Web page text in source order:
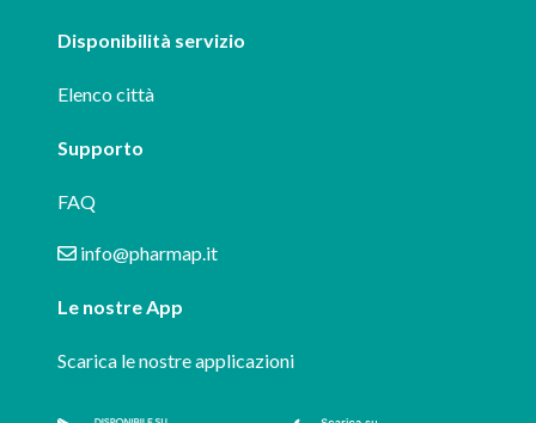
Disponibilità servizio
Elenco città
Supporto
FAQ
info@pharmap.it
Le nostre App
Scarica le nostre applicazioni